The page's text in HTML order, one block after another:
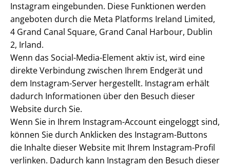
Instagram eingebunden. Diese Funktionen werden
angeboten durch die Meta Platforms Ireland Limited,
4 Grand Canal Square, Grand Canal Harbour, Dublin
2, Irland.
Wenn das Social-Media-Element aktiv ist, wird eine
direkte Verbindung zwischen Ihrem Endgerät und
dem Instagram-Server hergestellt. Instagram erhält
dadurch Informationen über den Besuch dieser
Website durch Sie.
Wenn Sie in Ihrem Instagram-Account eingeloggt sind,
können Sie durch Anklicken des Instagram-Buttons
die Inhalte dieser Website mit Ihrem Instagram-Profil
verlinken. Dadurch kann Instagram den Besuch dieser